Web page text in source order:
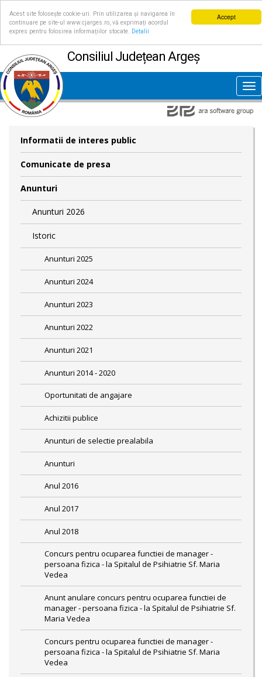
Accept
Acest site folosește cookie-uri. Prin utilizarea și navigarea în
continuare pe site-ul www.cjarges.ro, vă exprimați acordul
expres pentru folosirea informațiilor stocate.
Detalii
Consiliul Județean Argeș
Informatii de interes public
Comunicate de presa
Anunturi
Anunturi 2026
Istoric
Anunturi 2025
Anunturi 2024
Anunturi 2023
Anunturi 2022
Anunturi 2021
Anunturi 2014 - 2020
Oportunitati de angajare
Achizitii publice
Anunturi de selectie prealabila
Anunturi
Anul 2016
Anul 2017
Anul 2018
Concurs pentru ocuparea functiei de manager -
persoana fizica - la Spitalul de Psihiatrie Sf. Maria
Vedea
Anunt anulare concurs pentru ocuparea functiei de
manager - persoana fizica - la Spitalul de Psihiatrie Sf.
Maria Vedea
Concurs pentru ocuparea functiei de manager -
persoana fizica - la Spitalul de Psihiatrie Sf. Maria
Vedea